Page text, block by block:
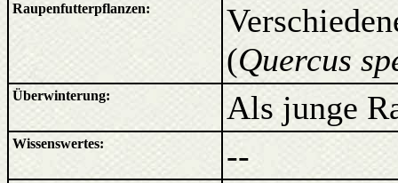
Raupenfutterpflanzen:
(Quercus
Überwinterung: Als junge
Wissenswertes: --